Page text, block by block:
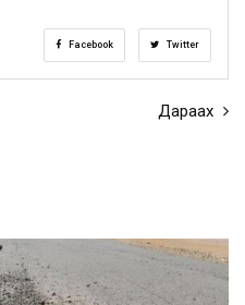
Facebook Twitter
Дараах